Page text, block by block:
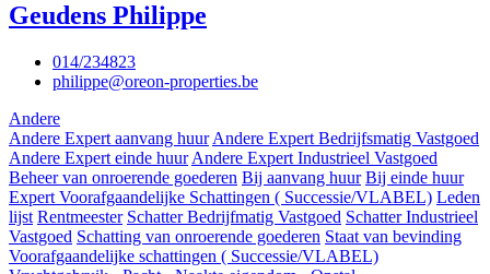
Geudens Philippe
014/234823
philippe@oreon-properties.be
Andere
Andere Expert aanvang huur Andere Expert Bedrijfsmatig Vastgoed
Andere Expert einde huur Andere Expert Industrieel Vastgoed
Beheer van onroerende goederen Bij aanvang huur Bij einde huur
Expert Voorafgaandelijke Schattingen ( Successie/VLABEL) Leden
lijst Rentmeester Schatter Bedrijfmatig Vastgoed Schatter Industrieel
Vastgoed Schatting van onroerende goederen Staat van bevinding
Voorafgaandelijke schattingen ( Successie/VLABEL)